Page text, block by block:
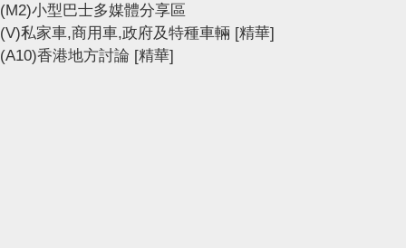
(M2)小型巴士多媒體分享區
(V)私家車,商用車,政府及特種車輛 [精華]
(A10)香港地方討論 [精華]